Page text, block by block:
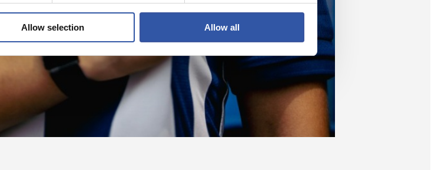
Allow selection Allow all